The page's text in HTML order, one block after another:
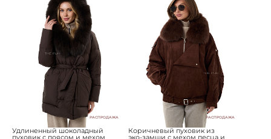
РАСПРОДАЖА
Удлиненный шоколадный
пуховик с поясом и мехом
РАСПРОДАЖА
Коричневый пуховик из
эко-замши с мехом песца и